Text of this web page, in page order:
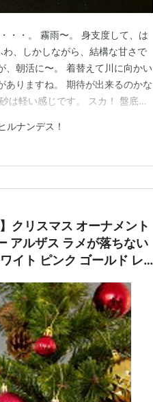
・・。 霧雨〜。 身支度して、は
、しかしながら、結構な甘さで
、朝活に〜。 着替えて川に向かい
ありますね。 期待が出来るのかな
は軽い感じです。 スカ！ 盤底の
心しました。 こんなに早く朝活
ルナンデス！
クリスマス オーナメント
アルザス ラメが落ちない
イト ピンク ゴールド レ